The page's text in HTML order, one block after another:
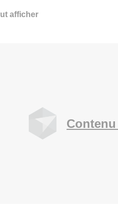
afficher